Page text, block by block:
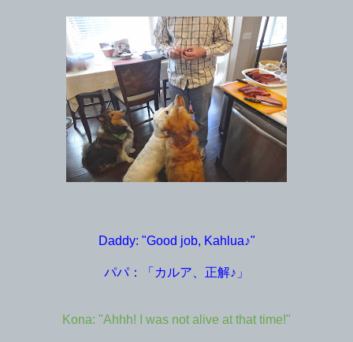
Daddy: "Good job, Kahlua♪"
パパ：「カルア、正解♪」
Kona: "Ahhh! I was not alive at that time!"